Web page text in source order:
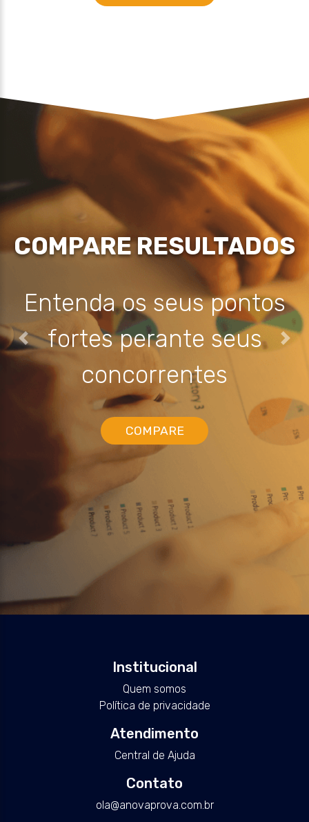
COMPARE RESULTADOS
Entenda os seus pontos
fortes perante seus
concorrentes
COMPARE
Previous Next
Institucional
Quem somos
Política de privacidade
Atendimento
Central de Ajuda
Contato
ola@anovaprova.com.br